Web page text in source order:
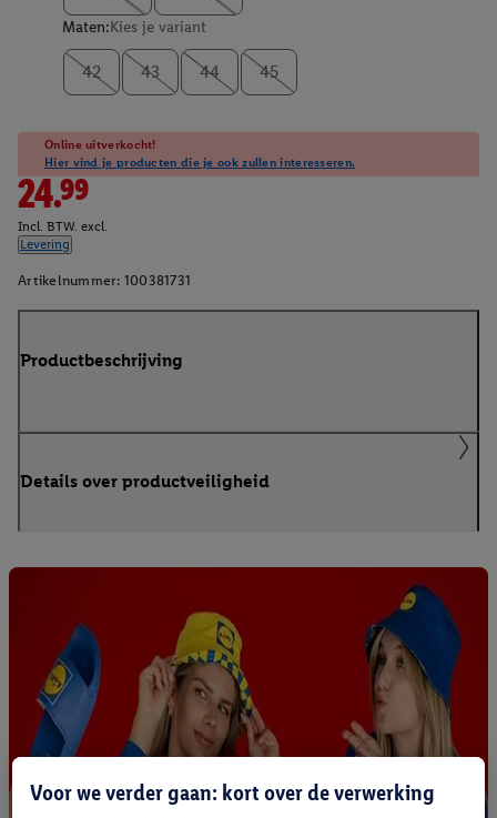
Maten:Kies je variant
42 43 44 45
Online uitverkocht!
Hier vind je producten die je ook zullen interesseren.
24.99
Incl. BTW. excl.
Levering
Artikelnummer: 100381731
Productbeschrijving
Details over productveiligheid
Voor we verder gaan: kort over de verwerking